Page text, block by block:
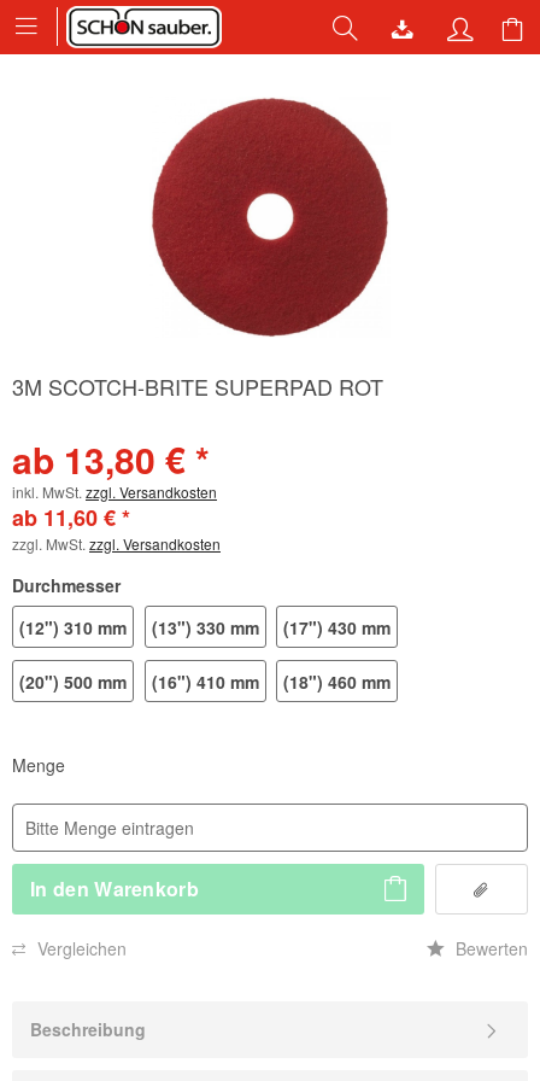
3M SCOTCH-BRITE SUPERPAD ROT
ab 13,80 € *
inkl. MwSt. zzgl. Versandkosten
ab 11,60 € *
zzgl. MwSt. zzgl. Versandkosten
Durchmesser
(12") 310 mm
(13") 330 mm (17") 430 mm
(20") 500 mm (16") 410 mm (18") 460 mm
Menge
In den Warenkorb
Vergleichen Bewerten
Beschreibung